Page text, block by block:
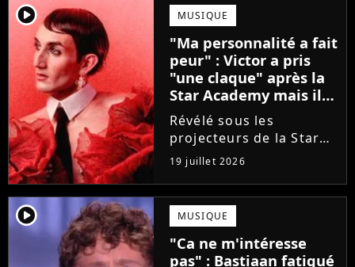
player2 MUSIQUE
"Ma personnalité a fait
peur" : Victor a pris
"une claque" après la
Star Academy mais il
en est ressorti plus
fort (interview)
Révélé sous les
projecteurs de la Star
Academy, Victor a fait
face à la réalité brutale
de l'industrie musicale
après sa sortie de
l'émission. Face à des
maisons de disques
frileuses,...
19 juillet 2026
player2 MUSIQUE
"Ca ne m'intéresse
pas" : Bastiaan fatigué